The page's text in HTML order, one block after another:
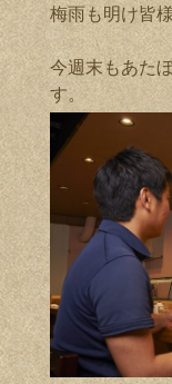
梅雨も明け皆
今週末もあた
す。